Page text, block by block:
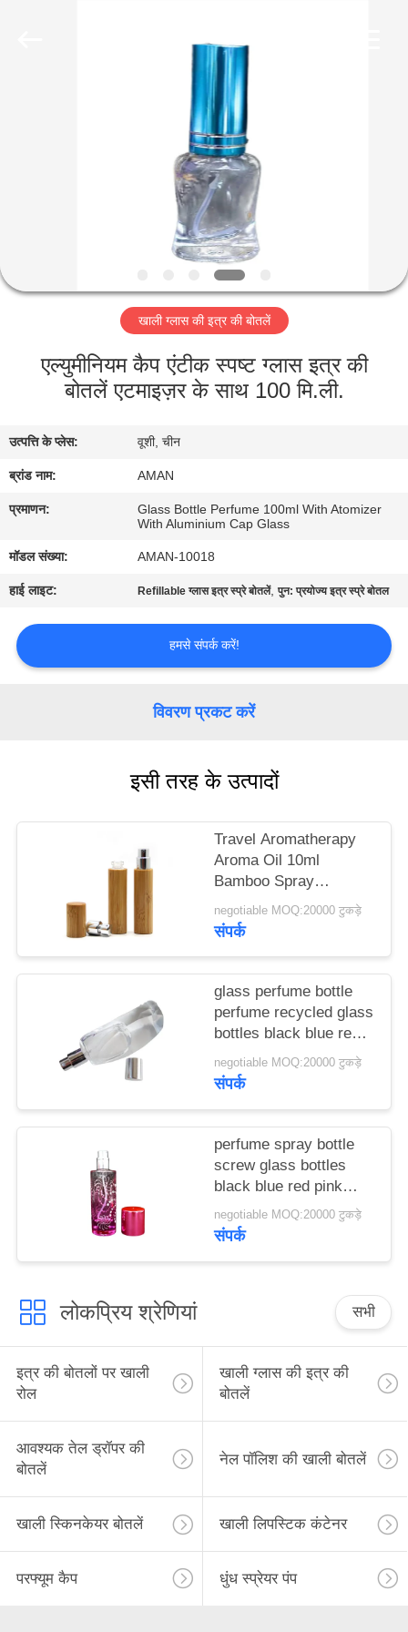
वीआर
शो
हमारे
कारखाना
दौरा
गुणवत्ता
नियंत्रण
हमसे
का
साइटमैप
PRIVACY
POLICY
खाली ग्लास की इत्र की बोतलें
एल्युमीनियम कैप एंटीक स्पष्ट ग्लास इत्र की
बोतलें एटमाइज़र के साथ 100 मि.ली.
उत्पत्ति के प्लेस: वूशी, चीन
ब्रांड नाम: AMAN
प्रमाणन:
Glass Bottle Perfume 100ml With Atomizer
With Aluminium Cap Glass
मॉडल संख्या: AMAN-10018
हाई लाइट: Refillable ग्लास इत्र स्प्रे बोतलें,पुन: प्रयोज्य इत्र स्प्रे बोतल
हमसे संपर्क करें!
विवरण प्रकट करें
इसी तरह के उत्पादों
Travel Aromatherapy
Aroma Oil 10ml
Bamboo Spray
Perfume Bottle With
Screw Spray Cap
negotiable MOQ:20000 टुकड़े
संपर्क
glass perfume bottle
perfume recycled glass
bottles black blue red
pink green cap plastic
and metal
negotiable MOQ:20000 टुकड़े
संपर्क
perfume spray bottle
screw glass bottles
black blue red pink
green cap plastic and
metal
negotiable MOQ:20000 टुकड़े
संपर्क
लोकप्रिय श्रेणियां सभी
इत्र की बोतलों पर खाली
रोल
खाली ग्लास की इत्र की
बोतलें
आवश्यक तेल ड्रॉपर की
बोतलें
नेल पॉलिश की खाली बोतलें
खाली स्किनकेयर बोतलें खाली लिपस्टिक कंटेनर
परफ्यूम कैप धुंध स्प्रेयर पंप